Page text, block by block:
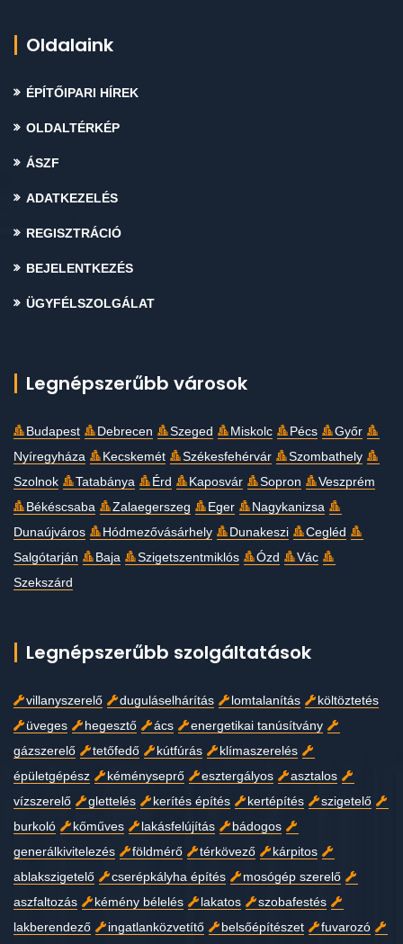
Oldalaink
ÉPÍTŐIPARI HÍREK
OLDALTÉRKÉP
ÁSZF
ADATKEZELÉS
REGISZTRÁCIÓ
BEJELENTKEZÉS
ÜGYFÉLSZOLGÁLAT
Legnépszerűbb városok
Budapest Debrecen Szeged Miskolc Pécs
Győr
Nyíregyháza
Kecskemét Székesfehérvár
Szombathely
Szolnok
Tatabánya Érd Kaposvár Sopron
Veszprém
Békéscsaba
Zalaegerszeg Eger
Nagykanizsa
Dunaújváros
Hódmezővásárhely Dunakeszi
Cegléd
Salgótarján
Baja Szigetszentmiklós Ózd
Vác
Szekszárd
Legnépszerűbb szolgáltatások
villanyszerelő duguláselhárítás lomtalanítás
költöztetés
üveges
hegesztő ács
energetikai tanúsítvány
gázszerelő
tetőfedő kútfúrás
klímaszerelés
épületgépész
kéményseprő esztergályos
asztalos
vízszerelő
glettelés kerítés építés kertépítés
szigetelő
burkoló
kőműves lakásfelújítás
bádogos
generálkivitelezés
földmérő térkövező
kárpitos
ablakszigetelő
cserépkályha építés
mosógép szerelő
aszfaltozás
kémény bélelés lakatos
szobafestés
lakberendező
ingatlanközvetítő belsőépítészet fuvarozó